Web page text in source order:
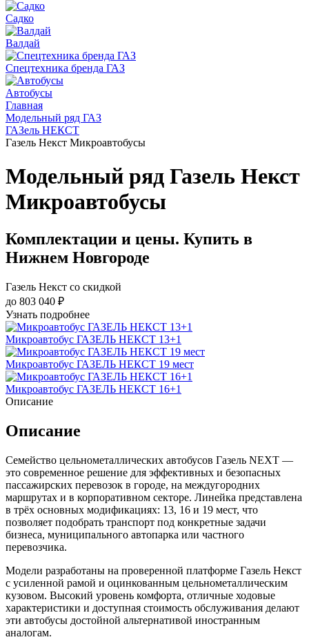
Садко
Валдай
Спецтехника бренда ГАЗ
Автобусы
Главная
Модельный ряд ГАЗ
ГАЗель НЕКСТ
Газель Некст Микроавтобусы
Модельный ряд Газель Некст
Микроавтобусы
Комплектации и цены. Купить в
Нижнем Новгороде
Газель Некст со скидкой
до 803 040 ₽
Узнать подробнее
Микроавтобус ГАЗЕЛЬ НЕКСТ 13+1
Микроавтобус ГАЗЕЛЬ НЕКСТ 19 мест
Микроавтобус ГАЗЕЛЬ НЕКСТ 16+1
Описание
Описание
Семейство цельнометаллических автобусов Газель NEXT —
это современное решение для эффективных и безопасных
пассажирских перевозок в городе, на междугородних
маршрутах и в корпоративном секторе. Линейка представлена
в трёх основных модификациях: 13, 16 и 19 мест, что
позволяет подобрать транспорт под конкретные задачи
бизнеса, муниципального автопарка или частного
перевозчика.
Модели разработаны на проверенной платформе Газель Некст
с усиленной рамой и оцинкованным цельнометаллическим
кузовом. Высокий уровень комфорта, отличные ходовые
характеристики и доступная стоимость обслуживания делают
эти автобусы достойной альтернативой иностранным
аналогам.